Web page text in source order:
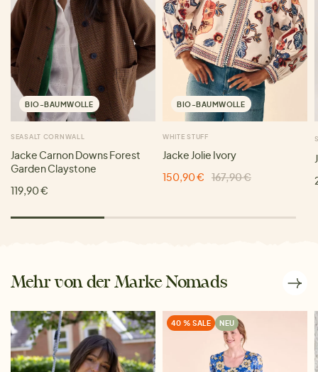
BIO-BAUMWOLLE
SEASALT CORNWALL
Jacke Carnon Downs Forest
Garden Claystone
119,90 €
BIO-BAUMWOLLE
WHITE STUFF
Jacke Jolie Ivory
150,90 €
167,90 €
Mehr von der Marke Nomads
40 % SALE NEU